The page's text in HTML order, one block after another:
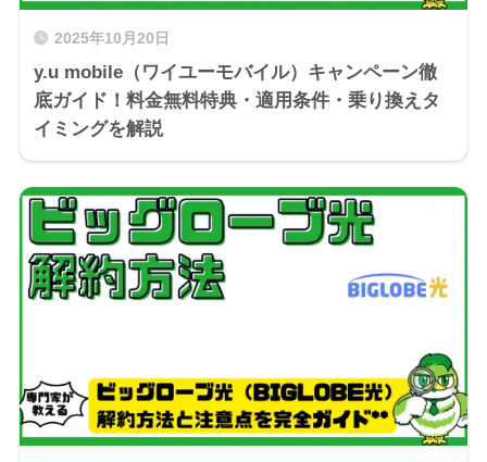
2025年10月20日
y.u mobile（ワイユーモバイル）キャンペーン徹
底ガイド！料金無料特典・適用条件・乗り換えタ
イミングを解説